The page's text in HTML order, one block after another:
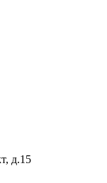
д.15